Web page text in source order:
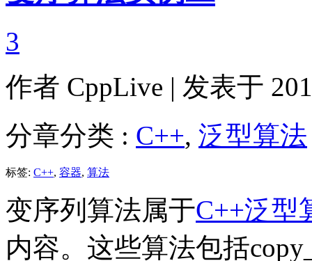
3
作者 CppLive | 发表于
分章分类 : C++, 泛型算法
标签: C++, 容器, 算法
变序列算法属于C++泛型
内容。这些算法包括